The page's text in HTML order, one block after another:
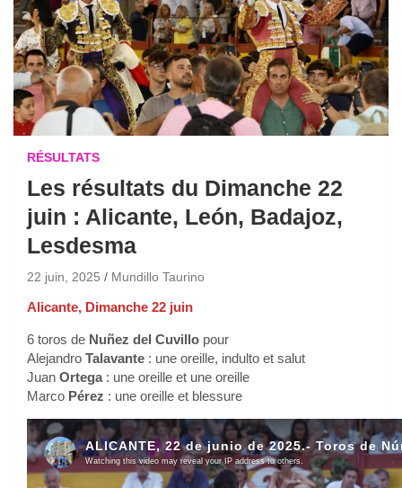
RÉSULTATS
Les résultats du Dimanche 22
juin : Alicante, León, Badajoz,
Lesdesma
22 juin, 2025 Mundillo Taurino
Alicante, Dimanche 22 juin
6 toros de Nuñez del Cuvillo pour
Alejandro Talavante : une oreille, indulto et salut
Juan Ortega : une oreille et une oreille
Marco Pérez : une oreille et blessure